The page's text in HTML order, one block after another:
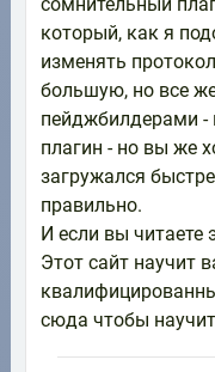
который, как я
изменять
большую, но все
пейджбилдерами -
плагин - но вы же
загружался
правильно.
И если вы читаете
Этот сайт научит
сюда чтобы